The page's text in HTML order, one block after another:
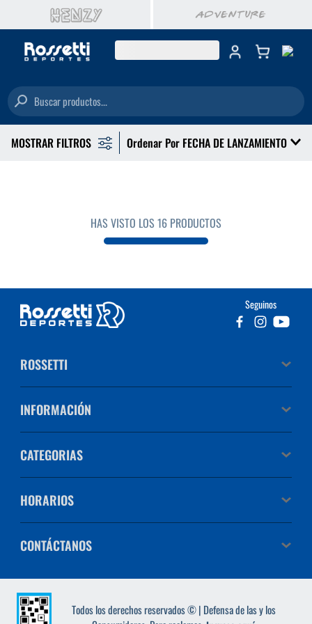
Buscar productos...
Ordenar Por FECHA DE LANZAMIENTO
HAS VISTO LOS 16 PRODUCTOS
Seguinos
ROSSETTI
INFORMACIÓN
CATEGORIAS
HORARIOS
CONTÁCTANOS
Todos los derechos reservados © | Defensa de las y los